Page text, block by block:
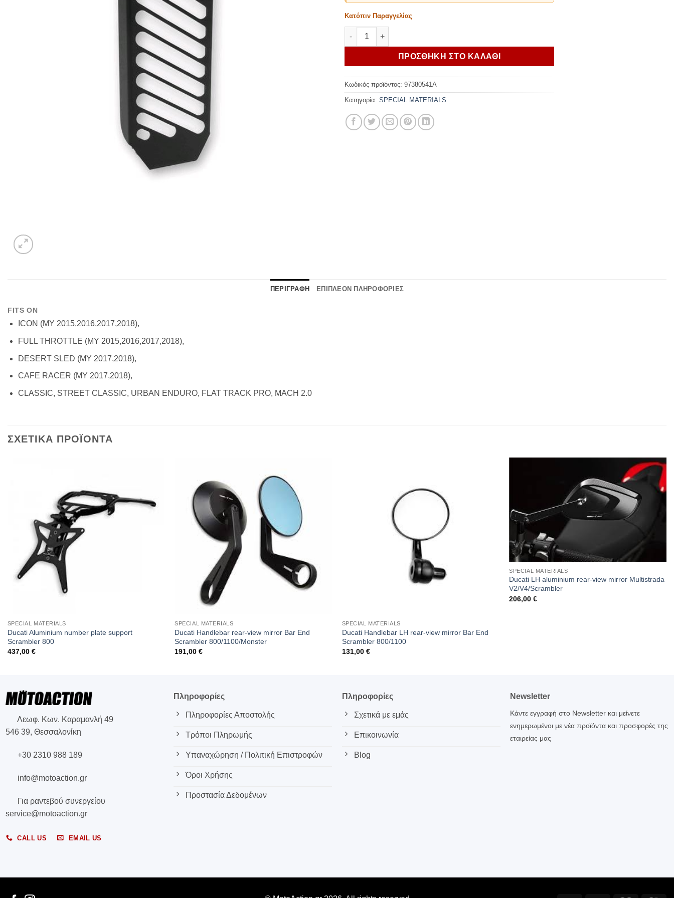
Κατόπιν Παραγγελίας
Ducati Aluminium protection grid for oil cooler Scrambler 800 ποσότητα
ΠΡΟΣΘΗΚΗ ΣΤΟ ΚΑΛΑΘΙ
Κωδικός προϊόντος: 97380541A
Κατηγορία: SPECIAL MATERIALS
ΠΕΡΙΓΡΑΦΗ ΕΠΙΠΛΕΟΝ ΠΛΗΡΟΦΟΡΙΕΣ
FITS ON
ICON (MY 2015,2016,2017,2018),
FULL THROTTLE (MY 2015,2016,2017,2018),
DESERT SLED (MY 2017,2018),
CAFE RACER (MY 2017,2018),
CLASSIC, STREET CLASSIC, URBAN ENDURO, FLAT TRACK PRO, MACH 2.0
ΣΧΕΤΙΚΑ ΠΡΟΪΟΝΤΑ
SPECIAL MATERIALS
Ducati Aluminium number plate support
Scrambler 800
437,00 €
SPECIAL MATERIALS
Ducati Handlebar rear-view mirror Bar End
Scrambler 800/1100/Monster
191,00€
SPECIAL MATERIALS
Ducati Handlebar LH rear-view mirror Bar End
Scrambler 800/1100
131,00 €
SPECIAL MATERIALS
Ducati LH aluminium rear-view mirror Multistrada
V2/V4/Scrambler
206,00€
Λεωφ. Κων. Καραμανλή 49
546 39, Θεσσαλονίκη
+30 2310 988 189
info@motoaction.gr
Για ραντεβού συνεργείου
service@motoaction.gr
CALL US EMAIL US
Πληροφορίες
Πληροφορίες Αποστολής
Τρόποι Πληρωμής
Υπαναχώρηση / Πολιτική Επιστροφών
Όροι Χρήσης
Προστασία Δεδομένων
Πληροφορίες
Σχετικά με εμάς
Επικοινωνία
Blog
Newsletter
Κάντε εγγραφή στο Newsletter και μείνετε
ενημερωμένοι με νέα προϊόντα και προσφορές της
εταιρείας μας